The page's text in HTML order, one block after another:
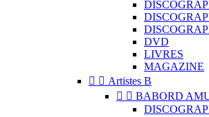
DVD
LIVRES
MAGAZINE
  Artistes B
  BABORD